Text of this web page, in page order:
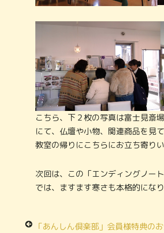
こちら、下２枚の写真は富士見斎
にて、仏壇や小物、関連商品を見
教室の帰りにこちらにお立ち寄り
次回は、この「エンディングノー
では、ますます寒さも本格的にな
「あんしん倶楽部」会員様特典の